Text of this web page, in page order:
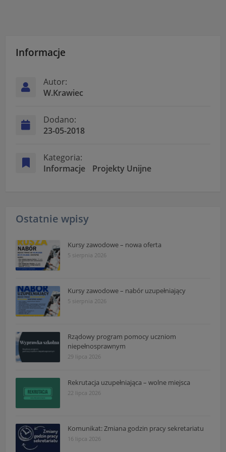
Informacje
Autor:
W.Krawiec
Dodano:
23-05-2018
Kategoria:
Informacje
Projekty Unijne
Ostatnie wpisy
Kursy zawodowe – nowa oferta
5 sierpnia 2026
Kursy zawodowe – nabór uzupełniający
5 sierpnia 2026
Rządowy program pomocy uczniom
niepełnosprawnym
29 lipca 2026
Rekrutacja uzupełniająca – wolne miejsca
22 lipca 2026
Komunikat: Zmiana godzin pracy sekretariatu
16 lipca 2026